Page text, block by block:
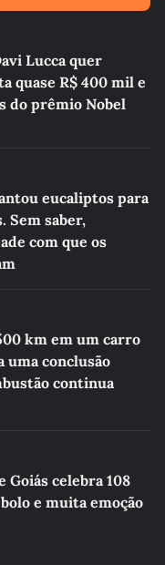
Lucca quer
quase R$ 400 mil e
do prêmio Nobel
eucaliptos para
Sem saber,
com que os
km em um carro
uma conclusão
continua
celebra 108
e muita emoção